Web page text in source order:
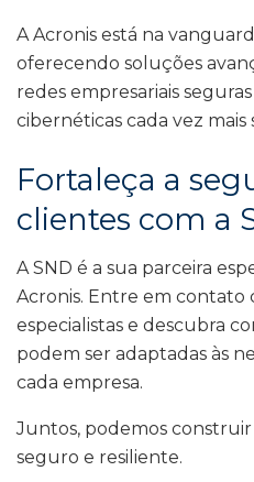
A Acronis está na
oferecendo soluções
redes empresariais
cibernéticas cada vez mais
Fortaleça a
clientes com a
A SND é a sua parceira
Acronis. Entre em contato
especialistas e descubra
podem ser adaptadas às
cada empresa.
Juntos, podemos
seguro e resiliente.